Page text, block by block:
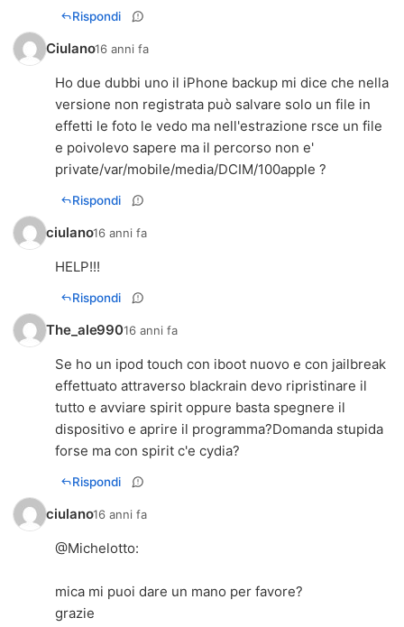
Rispondi
Ciulano16 anni fa
Ho due dubbi uno il iPhone backup mi dice che nella
versione non registrata può salvare solo un file in
effetti le foto le vedo ma nell'estrazione rsce un file
e poivolevo sapere ma il percorso non e'
private/var/mobile/media/DCIM/100apple ?
Rispondi
ciulano16 anni fa
HELP!!!
Rispondi
The_ale99016 anni fa
Se ho un ipod touch con iboot nuovo e con jailbreak
effettuato attraverso blackrain devo ripristinare il
tutto e avviare spirit oppure basta spegnere il
dispositivo e aprire il programma?Domanda stupida
forse ma con spirit c'e cydia?
Rispondi
ciulano16 anni fa
@Michelotto:
mica mi puoi dare un mano per favore?
grazie